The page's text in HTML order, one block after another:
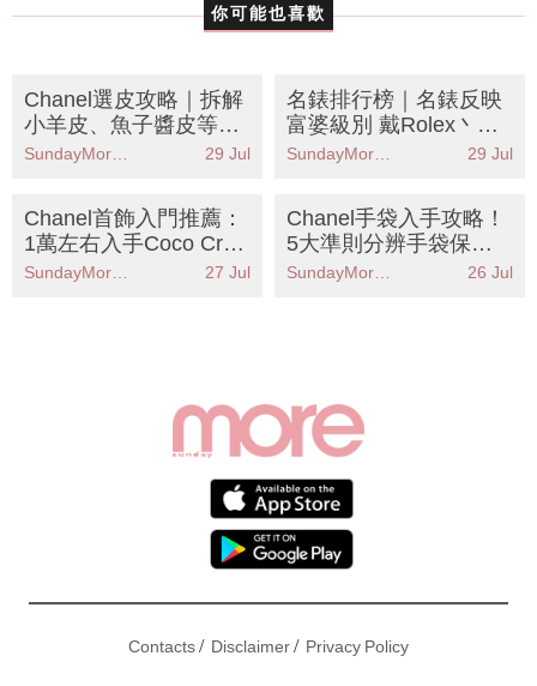
小羊皮、魚子醬皮等5
大皮革優缺點 哪款最耐
用？
SundayMore編輯部 29 Jul
富婆級別 戴Rolex丶OM
EGA未算最有錢？
SundayMore編輯部 29 Jul
1萬左右入手Coco Crus
h等經典耳環、戒指
SundayMore編輯部 27 Jul
5大準則分辨手袋保值
度：尺寸/材質/顏色
SundayMore編輯部 26 Jul